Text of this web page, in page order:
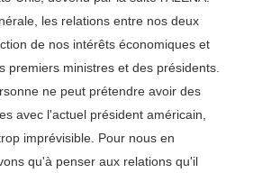
les relations entre nos deux
de nos intérêts économiques et
premiers ministres et des présidents.
ne peut prétendre avoir des
avec l'actuel président américain,
imprévisible. Pour nous en
qu'à penser aux relations qu'il